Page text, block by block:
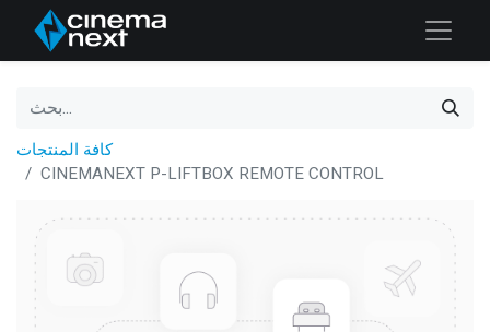
كافة المنتجات
CINEMANEXT P-LIFTBOX REMOTE CONTROL